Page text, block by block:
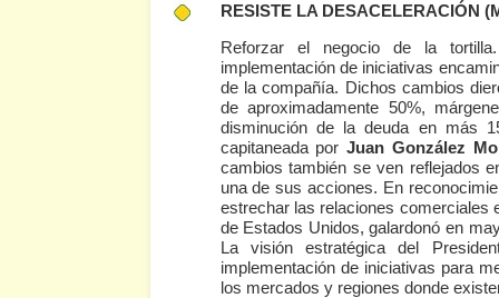
RESISTE LA DESACELERACIÓN
Reforzar el negocio de la
implementación de iniciativas
de la compañía. Dichos cambios
de aproximadamente 50%,
disminución de la deuda en más
capitaneada porJuan González
cambios también se ven reflejados
una de sus acciones. En
estrechar las relaciones comerciales
de Estados Unidos, galardonó en
La visión estratégica del
implementación de iniciativas para
los mercados y regiones donde